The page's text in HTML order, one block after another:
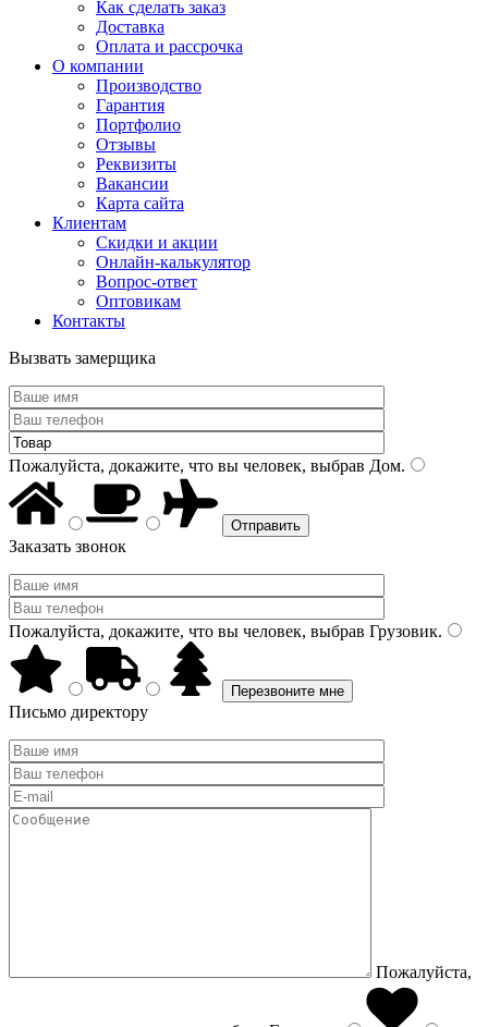
Как сделать заказ
Доставка
Оплата и рассрочка
О компании
Производство
Гарантия
Портфолио
Отзывы
Реквизиты
Вакансии
Карта сайта
Клиентам
Скидки и акции
Онлайн-калькулятор
Вопрос-ответ
Оптовикам
Контакты
Вызвать замерщика
Пожалуйста, докажите, что вы человек, выбрав Дом.
Заказать звонок
Пожалуйста, докажите, что вы человек, выбрав Грузовик.
Письмо директору
Пожалуйста,